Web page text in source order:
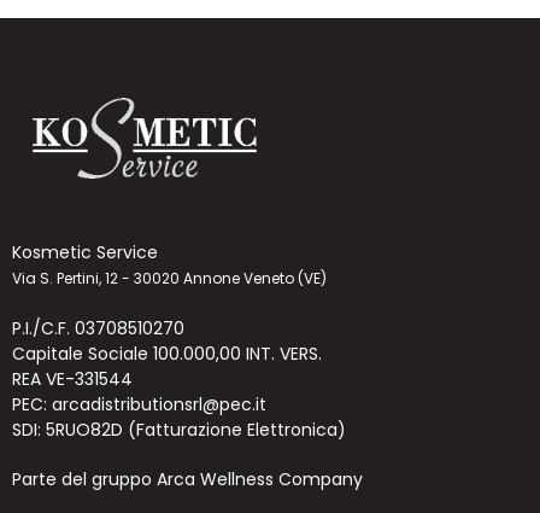
Kosmetic Service
Via S. Pertini, 12 - 30020 Annone Veneto (VE)
P.I./C.F. 03708510270
Capitale Sociale 100.000,00 INT. VERS.
REA VE-331544
PEC: arcadistributionsrl@pec.it
SDI: 5RUO82D (Fatturazione Elettronica)
Parte del gruppo Arca Wellness Company